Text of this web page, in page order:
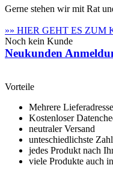
Gerne stehen wir mit Rat
»» HIER GEHT ES ZUM
Noch kein Kunde
Neukunden
Vorteile
Mehrere
Kostenloser
neutraler Versand
unteschiedlichste
jedes Produkt nach
viele Produkte auch